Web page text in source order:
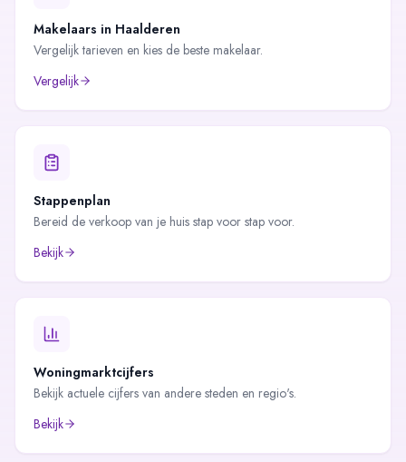
Makelaars in Haalderen
Vergelijk tarieven en kies de beste makelaar.
Vergelijk
Stappenplan
Bereid de verkoop van je huis stap voor stap voor.
Bekijk
Woningmarktcijfers
Bekijk actuele cijfers van andere steden en regio's.
Bekijk